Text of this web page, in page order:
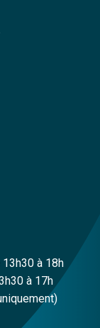
Instagram
le compte
vers la chaîne
à 18h
à 17h